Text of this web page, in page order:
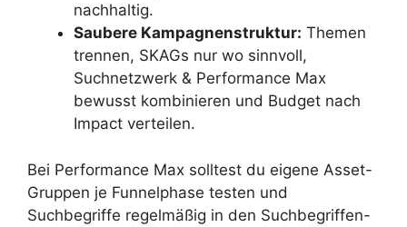
nachhaltig.
Saubere Kampagnenstruktur: Themen
trennen, SKAGs nur wo sinnvoll,
Suchnetzwerk & Performance Max
bewusst kombinieren und Budget nach
Impact verteilen.
Bei Performance Max solltest du eigene Asset-
Gruppen je Funnelphase testen und
Suchbegriffe regelmäßig in den Suchbegriffen-